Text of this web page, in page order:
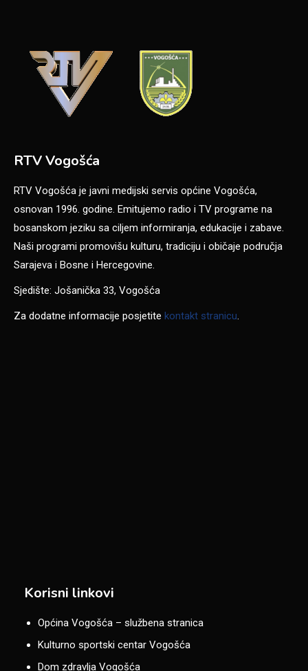
RTV Vogošća
RTV Vogošća je javni medijski servis općine Vogošća,
osnovan 1996. godine. Emitujemo radio i TV programe na
bosanskom jeziku sa ciljem informiranja, edukacije i zabave.
Naši programi promovišu kulturu, tradiciju i običaje područja
Sarajeva i Bosne i Hercegovine.
Sjedište: Jošanička 33, Vogošća
Za dodatne informacije posjetite kontakt stranicu.
Korisni linkovi
Općina Vogošća – službena stranica
Kulturno sportski centar Vogošća
Dom zdravlja Vogošća